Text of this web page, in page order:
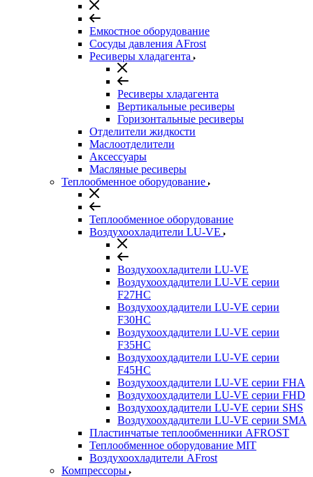
Емкостное оборудование
Сосуды давления AFrost
Ресиверы хладагента
Ресиверы хладагента
Вертикальные ресиверы
Горизонтальные ресиверы
Отделители жидкости
Маслоотделители
Аксессуары
Масляные ресиверы
Теплообменное оборудование
Теплообменное оборудование
Воздухоохладители LU-VE
Воздухоохладители LU-VE
Воздухоохдадители LU-VE серии
F27HC
Воздухоохдадители LU-VE серии
F30HC
Воздухоохдадители LU-VE серии
F35HC
Воздухоохдадители LU-VE серии
F45HC
Воздухоохдадители LU-VE серии FHA
Воздухоохдадители LU-VE серии FHD
Воздухоохдадители LU-VE серии SHS
Воздухоохдадители LU-VE серии SMA
Пластинчатые теплообменники AFROST
Теплообменное оборудование MIT
Воздухоохладители AFrost
Компрессоры